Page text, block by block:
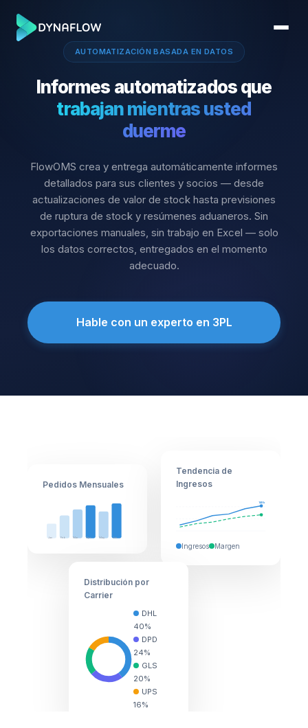
AUTOMATIZACIÓN BASADA EN DATOS
Informes automatizados que
trabajan mientras usted
duerme
FlowOMS crea y entrega automáticamente informes
detallados para sus clientes y socios — desde
actualizaciones de valor de stock hasta previsiones
de ruptura de stock y resúmenes aduaneros. Sin
exportaciones manuales, sin trabajo en Excel — solo
los datos correctos, entregados en el momento
adecuado.
Hable con un experto en 3PL
Pedidos Mensuales
Jan Feb Mar Apr May Jun
Tendencia de
Ingresos
148k
Ingresos Margen
Distribución por
Carrier
DHL
40%
DPD
24%
GLS
20%
UPS
16%